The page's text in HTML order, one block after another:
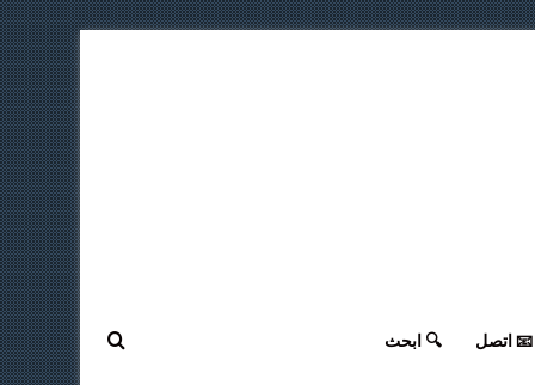
📧 اتصل 🔍 ابحث ابحث عن